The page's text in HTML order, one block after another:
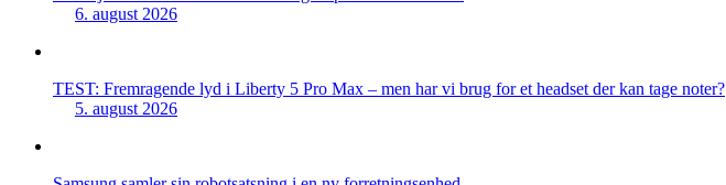
6. august 2026
TEST: Fremragende lyd i Liberty 5 Pro Max – men har vi brug for et headset der kan tage noter?
5. august 2026